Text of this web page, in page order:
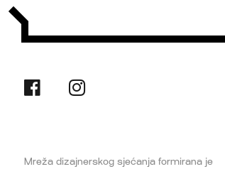
Mreža dizajnerskog sjećanja formirana je